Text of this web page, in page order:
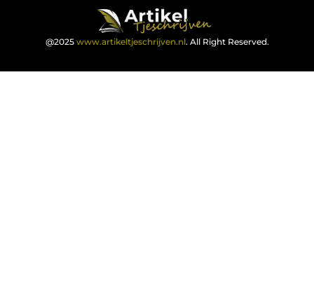
@2025 www.artikeltjeschrijven.nl. All Right Reserved.